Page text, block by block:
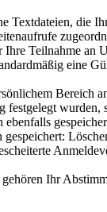
die
Teilnahme
eine
Bereich
wurden,
Ihr